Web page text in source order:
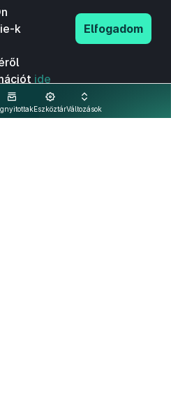
EszköztárVáltozások
k
ide
Elfogadom